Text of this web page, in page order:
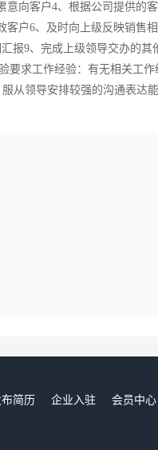
向客户4、根据公司提供的
户6、及时向上级反映销售
报9、完成上级领导交办的
要求工作经验：有无相关工
从领导安排较强的沟通表达
简历 企业入驻 会员中心